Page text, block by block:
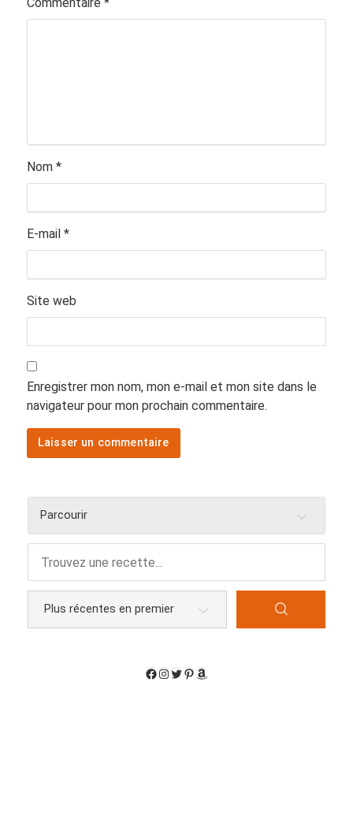
Nom *
E-mail *
Site web
Enregistrer mon nom, mon e-mail et mon site dans le
navigateur pour mon prochain commentaire.
Parcourir